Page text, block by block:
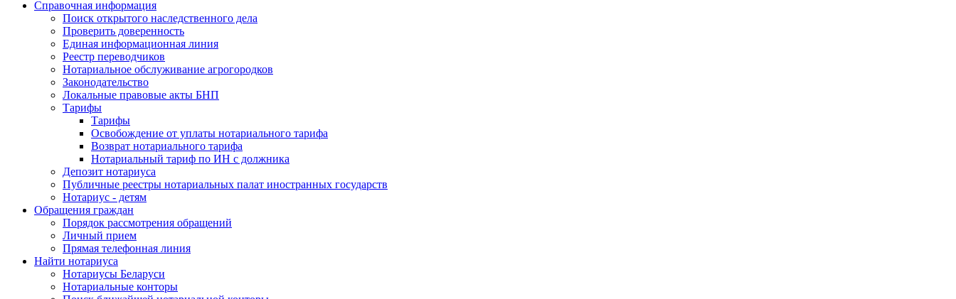
Справочная информация
Поиск открытого наследственного дела
Проверить доверенность
Единая информационная линия
Реестр переводчиков
Нотариальное обслуживание агрогородков
Законодательство
Локальные правовые акты БНП
Тарифы
Тарифы
Освобождение от уплаты нотариального тарифа
Возврат нотариального тарифа
Нотариальный тариф по ИН с должника
Депозит нотариуса
Публичные реестры нотариальных палат иностранных государств
Нотариус - детям
Обращения граждан
Порядок рассмотрения обращений
Личный прием
Прямая телефонная линия
Найти нотариуса
Нотариусы Беларуси
Нотариальные конторы